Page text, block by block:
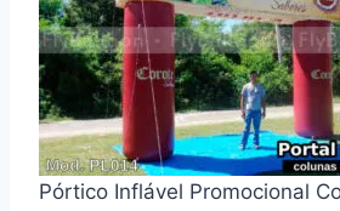
Pórtico Inflável Promocional